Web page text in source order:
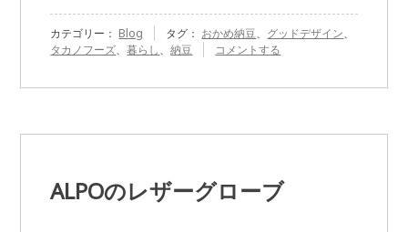
カテゴリー： Blog タグ： おかめ納豆、 グッドデザイン、
タカノフーズ、暮らし、納豆
『タ
ズ
会
社
コメントする
ALPOのレザーグローブ